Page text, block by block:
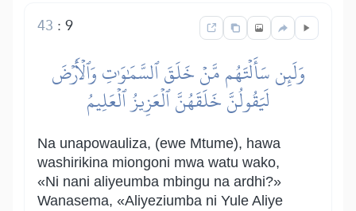
9
:
43
وَلَئِن سَأَلۡتَهُم مَّنۡ خَلَقَ ٱلسَّمَٰوَٰتِ وَٱلۡأَرۡضَ
لَيَقُولُنَّ خَلَقَهُنَّ ٱلۡعَزِيزُ ٱلۡعَلِيمُ
Na unapowauliza, (ewe Mtume), hawa
washirikina miongoni mwa watu wako,
«Ni nani aliyeumba mbingu na ardhi?»
Wanasema, «Aliyeziumba ni Yule Aliye